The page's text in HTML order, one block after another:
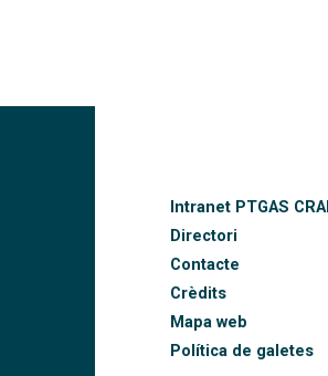
Intranet PTGAS CRAI
Directori
Contacte
Crèdits
Mapa web
Política de galetes